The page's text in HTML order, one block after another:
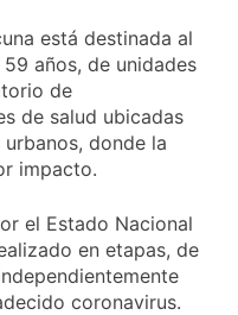
está destinada al
años, de unidades
de
de salud ubicadas
donde la
impacto.
el Estado Nacional
en etapas, de
coronavirus.